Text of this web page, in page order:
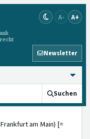
A- A+
Newsletter
Suchen
am Main) [=